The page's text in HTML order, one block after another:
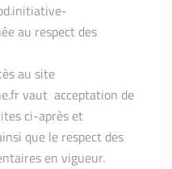
au respect des
au site
vaut acceptation de
ci-après et
que le respect des
en vigueur.